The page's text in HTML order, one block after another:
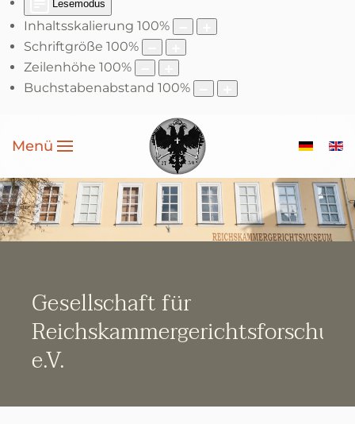
Lesemodus
Inhaltsskalierung 100%
Schriftgröße 100%
Zeilenhöhe 100%
Buchstabenabstand 100%
Menü
Gesellschaft für
Reichskammergerichtsforschung
e.V.